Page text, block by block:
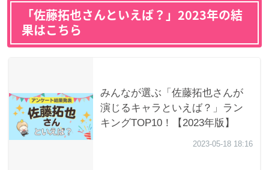
「佐藤拓也さんといえば？」2023年の結
果はこちら